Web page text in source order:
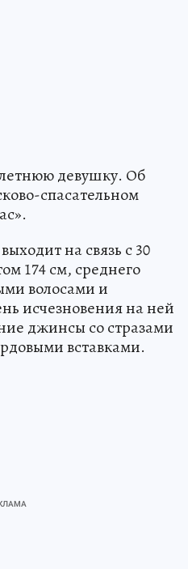
девушку. Об
спасательном
на связь с 30
174 см, среднего
волосами и
исчезновения на ней
джинсы со стразами
вставками.